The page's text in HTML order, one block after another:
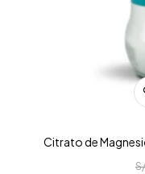
Citrato de
S/